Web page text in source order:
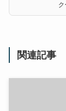
関連記事